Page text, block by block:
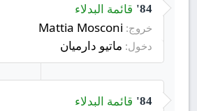
84' قائمة البدلاء
خروج:
دخول: ماتيو دارميان
84' قائمة البدلاء